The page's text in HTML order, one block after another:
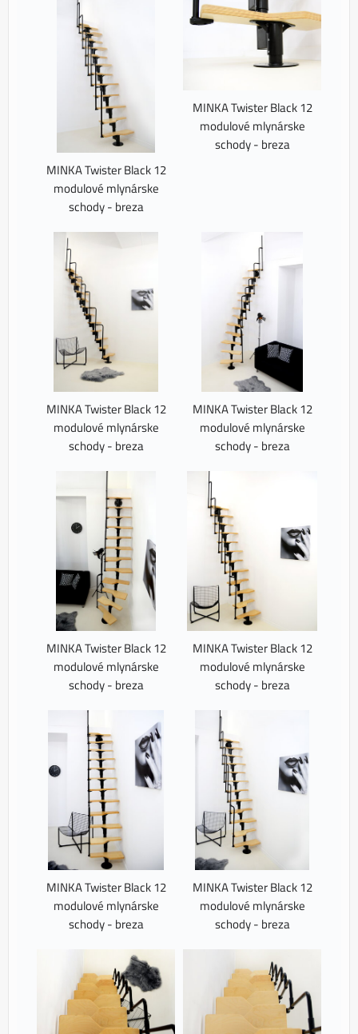
MINKA Twister Black 12
modulové mlynárske
schody - breza
MINKA Twister Black 12
modulové mlynárske
schody - breza
MINKA Twister Black 12
modulové mlynárske
schody - breza
MINKA Twister Black 12
modulové mlynárske
schody - breza
MINKA Twister Black 12
modulové mlynárske
schody - breza
MINKA Twister Black 12
modulové mlynárske
schody - breza
MINKA Twister Black 12
modulové mlynárske
schody - breza
MINKA Twister Black 12
modulové mlynárske
schody - breza